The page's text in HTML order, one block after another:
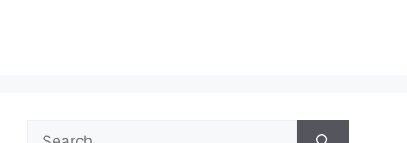
Search